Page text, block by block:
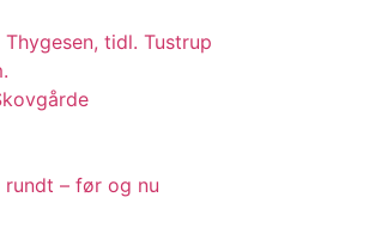
tidl. Tustrup
– før og nu